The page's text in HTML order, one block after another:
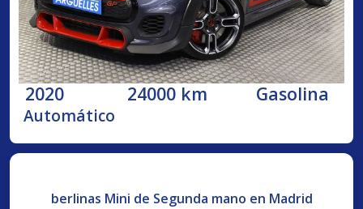
2020 24000 km Gasolina
Automático
berlinas Mini de Segunda mano en Madrid